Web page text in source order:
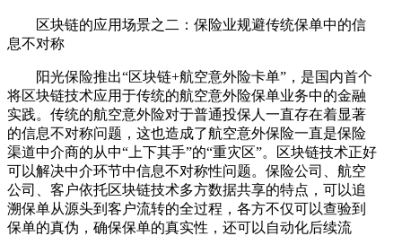
区块链的应用场景之二：保险业规避传统保单中的信
息不对称
阳光保险推出“区块链+航空意外险卡单”，是国内首个
将区块链技术应用于传统的航空意外险保单业务中的金融
实践。传统的航空意外险对于普通投保人一直存在着显著
的信息不对称问题，这也造成了航空意外保险一直是保险
渠道中介商的从中“上下其手”的“重灾区”。区块链技术正好
可以解决中介环节中信息不对称性问题。保险公司、航空
公司、客户依托区块链技术多方数据共享的特点，可以追
溯保单从源头到客户流转的全过程，各方不仅可以查验到
保单的真伪，确保保单的真实性，还可以自动化后续流